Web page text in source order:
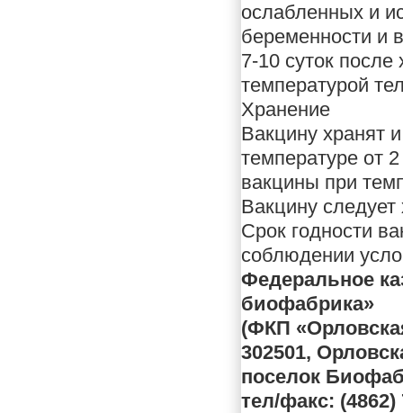
ослабленных и
беременности и
7-10 суток
температурой
Хранение
Вакцину хранят
температуре от
вакцины при
Вакцину
Срок годности
соблюдении
Федеральное
биофабрика»
(ФКП
302501,
поселок
тел/факс: (4862)